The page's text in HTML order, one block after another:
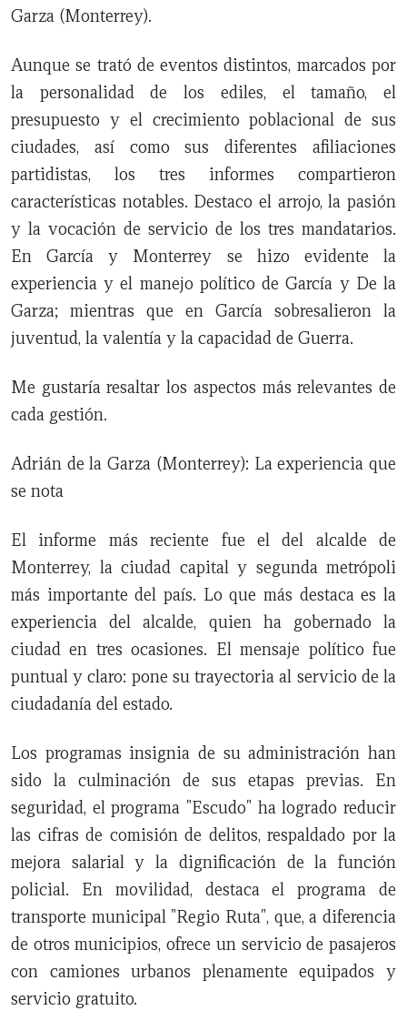
Garza (Monterrey).
Aunque se trató de eventos distintos, marcados por
la personalidad de los ediles, el tamaño, el
presupuesto y el crecimiento poblacional de sus
ciudades, así como sus diferentes afiliaciones
partidistas, los tres informes compartieron
características notables. Destaco el arrojo, la pasión
y la vocación de servicio de los tres mandatarios.
En García y Monterrey se hizo evidente la
experiencia y el manejo político de García y De la
Garza; mientras que en García sobresalieron la
juventud, la valentía y la capacidad de Guerra.
Me gustaría resaltar los aspectos más relevantes de
cada gestión.
Adrián de la Garza (Monterrey): La experiencia que
se nota
El informe más reciente fue el del alcalde de
Monterrey, la ciudad capital y segunda metrópoli
más importante del país. Lo que más destaca es la
experiencia del alcalde, quien ha gobernado la
ciudad en tres ocasiones. El mensaje político fue
puntual y claro: pone su trayectoria al servicio de la
ciudadanía del estado.
Los programas insignia de su administración han
sido la culminación de sus etapas previas. En
seguridad, el programa "Escudo" ha logrado reducir
las cifras de comisión de delitos, respaldado por la
mejora salarial y la dignificación de la función
policial. En movilidad, destaca el programa de
transporte municipal "Regio Ruta", que, a diferencia
de otros municipios, ofrece un servicio de pasajeros
con camiones urbanos plenamente equipados y
servicio gratuito.